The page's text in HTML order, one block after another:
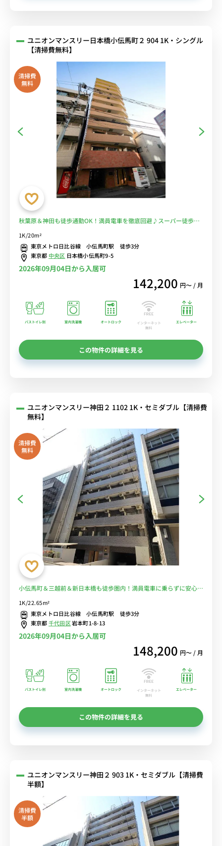
ユニオンマンスリー日本橋小伝馬町２ 904 1K・シングル
【清掃費無料】
清掃費
無料
秋葉原＆神田も徒歩通勤OK！満員電車を徹底回避♪スーパー徒歩２
分 ■選べるWi-Fi格安レンタル中！
1K/20m²
東京メトロ日比谷線 小伝馬町駅 徒歩3分
東京都 中央区 日本橋小伝馬町9-5
2026年09月04日から入居可
142,200 円〜 / 月
バストイレ別 室内洗濯機 オートロック
インターネット
無料
エレベーター
この物件の詳細を見る
ユニオンマンスリー神田２ 1102 1K・セミダブル【清掃費
無料】
清掃費
無料
小伝馬町＆三越前＆新日本橋も徒歩圏内！満員電車に乗らずに安心♪
1K/22.65m²
東京メトロ日比谷線 小伝馬町駅 徒歩3分
東京都千代田区岩本町1-8-13
2026年09月04日から入居可
148,200 円〜 / 月
バストイレ別 室内洗濯機 オートロック
インターネット
無料
エレベーター
この物件の詳細を見る
ユニオンマンスリー神田２ 903 1K・セミダブル【清掃費
半額】
清掃費
半額